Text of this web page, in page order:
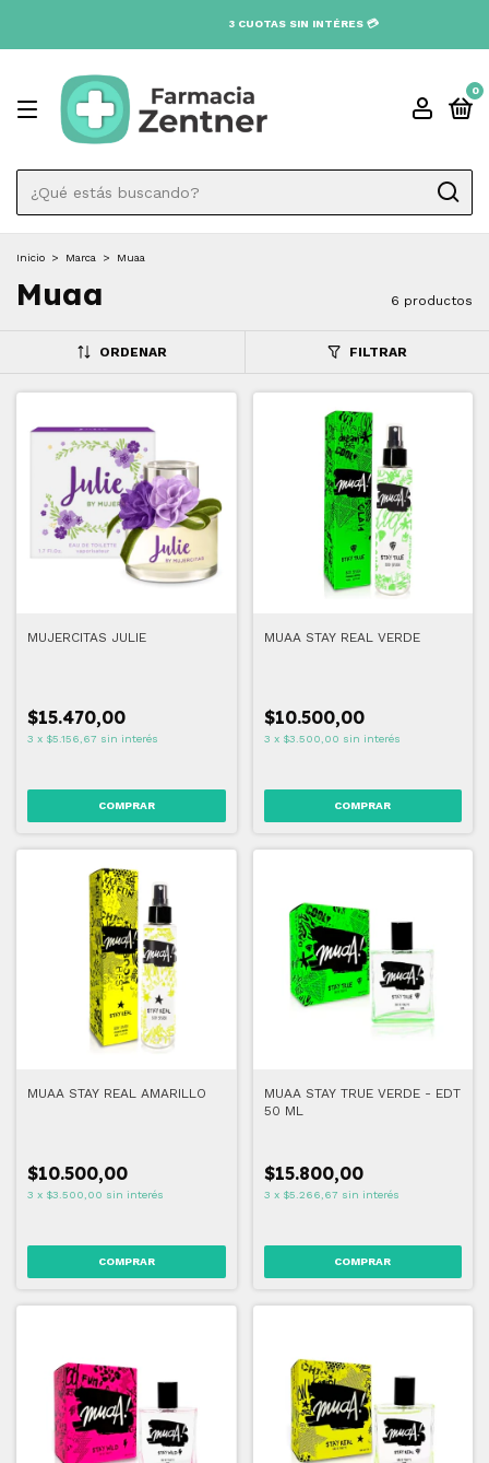
3 CUOTAS SIN INTÉRES 💳
0
Inicio > Marca > Muaa
Muaa 6 productos
ORDENAR FILTRAR
MUJERCITAS JULIE
$15.470,00
3 x $5.156,67 sin interés
MUAA STAY REAL VERDE
$10.500,00
3 x $3.500,00 sin interés
MUAA STAY REAL AMARILLO
$10.500,00
3 x $3.500,00 sin interés
MUAA STAY TRUE VERDE - EDT
50 ML
$15.800,00
3 x $5.266,67 sin interés